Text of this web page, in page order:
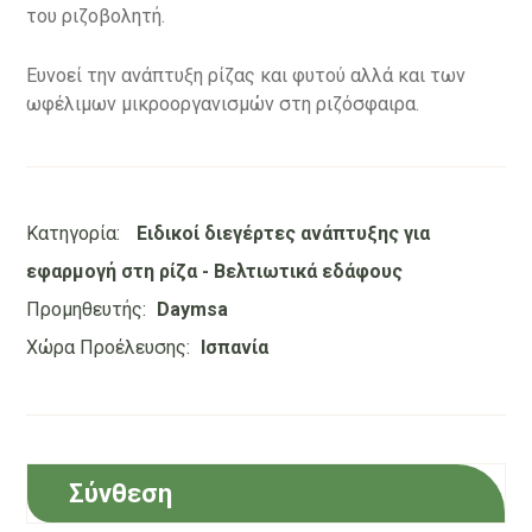
του ριζοβολητή.
Ευνοεί την ανάπτυξη ρίζας και φυτού αλλά και των
ωφέλιμων μικροοργανισμών στη ριζόσφαιρα.
Κατηγορία:
Ειδικοί διεγέρτες ανάπτυξης για
εφαρμογή στη ρίζα - Βελτιωτικά εδάφους
Προμηθευτής: Daymsa
Χώρα Προέλευσης: Ισπανία
Σύνθεση